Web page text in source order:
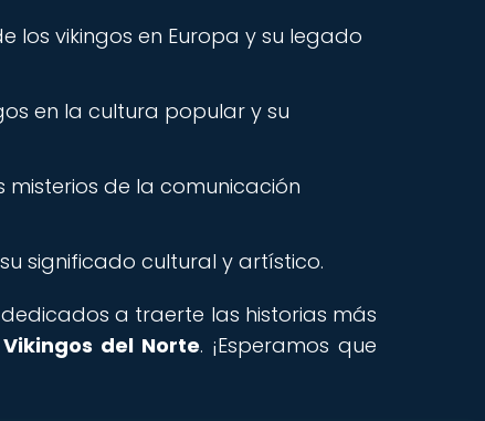
los vikingos en Europa y su legado
en la cultura popular y su
de la comunicación
significado cultural y artístico.
a traerte las historias más
Vikingos del Norte. ¡Esperamos que